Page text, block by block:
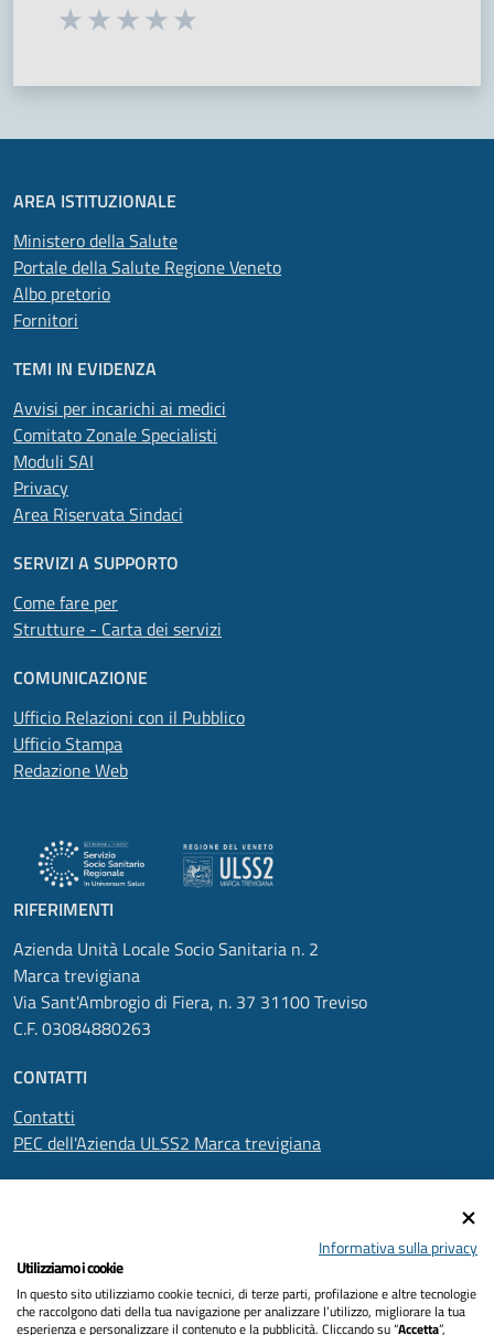
Seleziona una valutazione da 1 a 5 stelle
AREA ISTITUZIONALE
Ministero della Salute
Portale della Salute Regione Veneto
Albo pretorio
Fornitori
TEMI IN EVIDENZA
Avvisi per incarichi ai medici
Comitato Zonale Specialisti
Moduli SAI
Privacy
Area Riservata Sindaci
SERVIZI A SUPPORTO
Come fare per
Strutture - Carta dei servizi
COMUNICAZIONE
Ufficio Relazioni con il Pubblico
Ufficio Stampa
Redazione Web
RIFERIMENTI
Azienda Unità Locale Socio Sanitaria n. 2
Marca trevigiana
Via Sant'Ambrogio di Fiera, n. 37 31100 Treviso
C.F. 03084880263
CONTATTI
Contatti
PEC dell'Azienda ULSS2 Marca trevigiana
Informativa privacy
Informativa sulla privacy
Utilizziamo i cookie
In questo sito utilizziamo cookie tecnici, di terze parti, profilazione e altre tecnologie
che raccolgono dati della tua navigazione per analizzare l’utilizzo, migliorare la tua
esperienza e personalizzare il contenuto e la pubblicità. Cliccando su “Accetta”,